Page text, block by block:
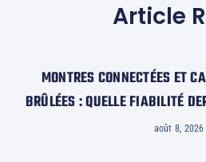
Article
MONTRES CONNECTÉES ET
BRÛLÉES : QUELLE FIABILITÉ
août 8, 2026